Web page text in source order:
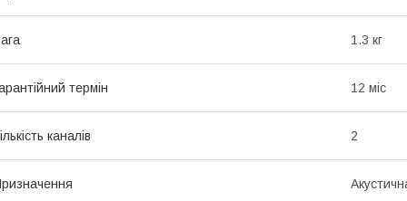
1.3 кг
термін 12 міс
каналів 2